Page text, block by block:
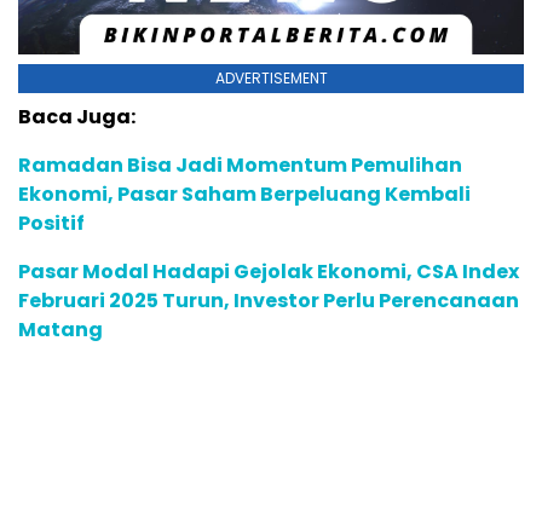
ADVERTISEMENT
Baca Juga:
Ramadan Bisa Jadi Momentum Pemulihan
Ekonomi, Pasar Saham Berpeluang Kembali
Positif
Pasar Modal Hadapi Gejolak Ekonomi, CSA Index
Februari 2025 Turun, Investor Perlu Perencanaan
Matang